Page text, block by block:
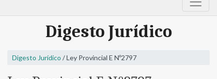
Digesto Jurídico
Digesto Jurídico / Ley Provincial E Nº2797